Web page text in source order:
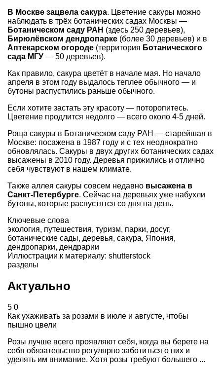
В Москве зацвела сакура. Цветение сакуры можно
наблюдать в трёх ботанических садах Москвы —
Ботаническом саду РАН (здесь 250 деревьев),
Бирюлёвском дендропарке (более 30 деревьев) и в
Аптекарском огороде (территория Ботанического
сада МГУ — 50 деревьев).
Как правило, сакура цветёт в начале мая. Но начало
апреля в этом году выдалось теплее обычного — и
бутоны распустились раньше обычного.
Если хотите застать эту красоту — поторопитесь.
Цветение продлится недолго — всего около 4-5 дней.
Роща сакуры в Ботаническом саду РАН — старейшая в
Москве: посажена в 1987 году и с тех неоднократно
обновлялась. Сакуры в двух других ботанических садах
высажены в 2010 году. Деревья прижились и отлично
себя чувствуют в нашем климате.
Также аллея сакуры совсем недавно высажена в
Санкт-Петербурге. Сейчас на деревьях уже набухли
бутоны, которые распустятся со дня на день.
Ключевые слова
экология, путешествия, туризм, парки, досуг,
ботанические сады, деревья, сакура, Япония,
дендропарки, дендрарии
Иллюстрации к материалу: shutterstock
разделы
Актуально
5 0
Как ухаживать за розами в июле и августе, чтобы
пышно цвели
Розы лучше всего проявляют себя, когда вы берете на
себя обязательство регулярно заботиться о них и
уделять им внимание. Хотя розы требуют большего ...